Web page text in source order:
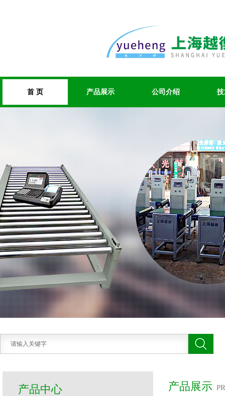
首 页 产品展示 公司介绍
产品展示
产品中心